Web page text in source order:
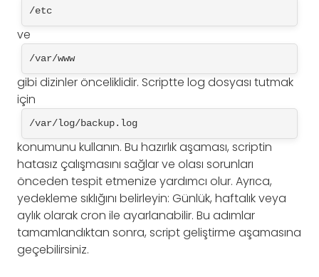
/etc
ve
/var/www
gibi dizinler önceliklidir. Scriptte log dosyası tutmak
için
/var/log/backup.log
konumunu kullanın. Bu hazırlık aşaması, scriptin
hatasız çalışmasını sağlar ve olası sorunları
önceden tespit etmenize yardımcı olur. Ayrıca,
yedekleme sıklığını belirleyin: Günlük, haftalık veya
aylık olarak cron ile ayarlanabilir. Bu adımlar
tamamlandıktan sonra, script geliştirme aşamasına
geçebilirsiniz.